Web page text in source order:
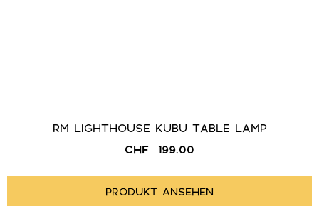
RM LIGHTHOUSE KUBU TABLE LAMP
CHF
199.00
PRODUKT ANSEHEN